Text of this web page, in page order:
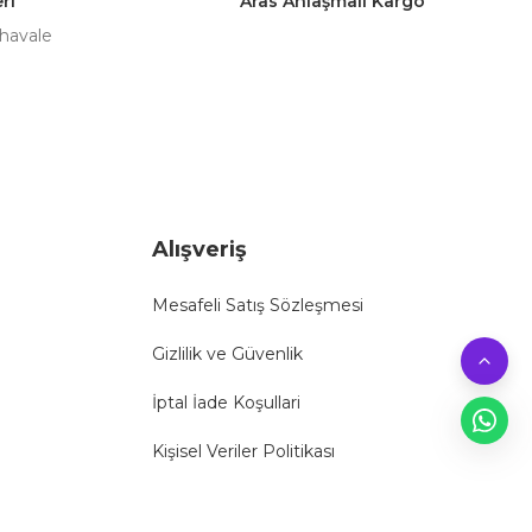
Alışveriş
Mesafeli Satış Sözleşmesi
Gizlilik ve Güvenlik
İptal İade Koşullari
Kişisel Veriler Politikası